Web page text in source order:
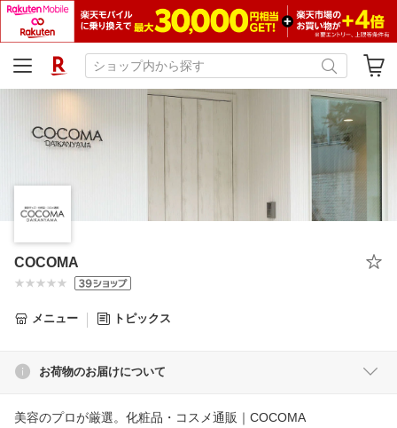
COCOMA
メニュー トピックス
お荷物のお届けについて
美容のプロが厳選。化粧品・コスメ通販｜COCOMA